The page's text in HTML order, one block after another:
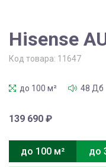
Hisense
Код товара: 11647
до 100 м² 48 Дб
139 690 ₽
до 100 м² до